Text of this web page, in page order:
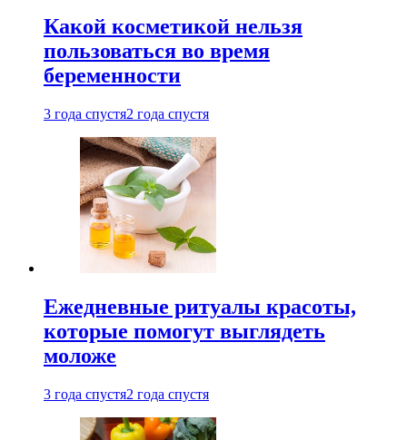
Какой косметикой нельзя
пользоваться во время
беременности
3 года спустя2 года спустя
Ежедневные ритуалы красоты,
которые помогут выглядеть
моложе
3 года спустя2 года спустя